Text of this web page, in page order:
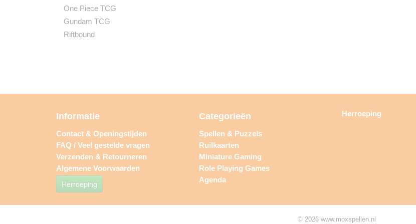
One Piece TCG
Gundam TCG
Riftbound
Informatie
Contact & Openingstijden
FAQ / Veel gestelde vragen
Verzenden & Retourneren
Algemene Voorwaarden
Herroeping
Categorieën
Spellen & Puzzels
Ruilkaarten
Miniature Gaming
Role Playing Games
Agenda
Herroeping
© 2026 www.moxspellen.nl